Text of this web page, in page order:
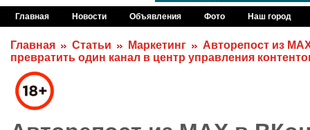
Главная Новости Объявления Фото Наш город
Главная Статьи Маркетинг
Авторепост из
превратить один канал в центр управления